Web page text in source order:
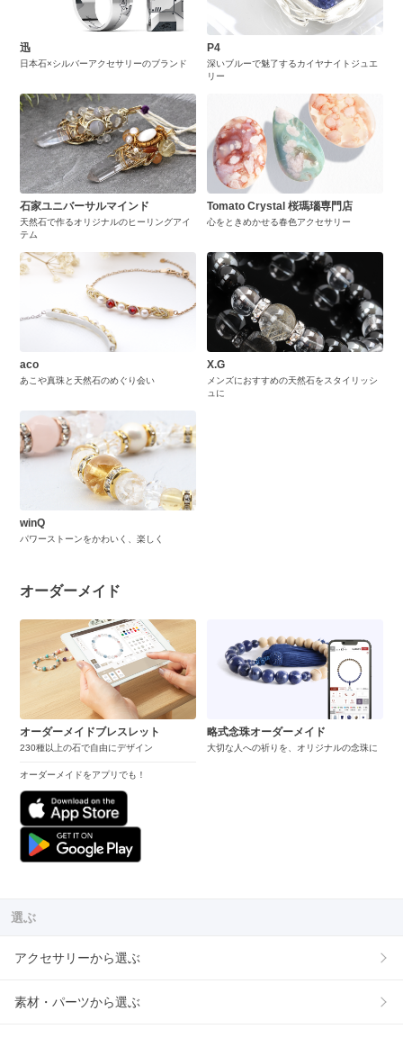
迅
日本石×シルバーアクセサリーのブランド
P4
深いブルーで魅了するカイヤナイトジュエ
リー
石家ユニバーサルマインド
天然石で作るオリジナルのヒーリングアイ
テム
Tomato Crystal 桜瑪瑙専門店
心をときめかせる春色アクセサリー
aco
あこや真珠と天然石のめぐり会い
X.G
メンズにおすすめの天然石をスタイリッシ
ュに
winQ
パワーストーンをかわいく、楽しく
オーダーメイド
オーダーメイドブレスレット
230種以上の石で自由にデザイン
オーダーメイドをアプリでも！
略式念珠オーダーメイド
大切な人への祈りを、オリジナルの念珠に
選ぶ
アクセサリーから選ぶ
素材・パーツから選ぶ